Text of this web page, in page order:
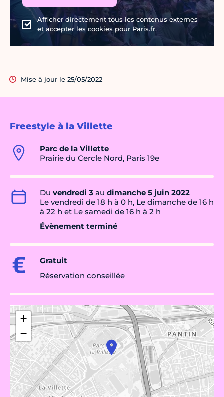
Freestyle à la Villette
Parc de la Villette
Prairie du Cercle Nord, Paris 19e
Du vendredi 3 au dimanche 5 juin 2022
Le vendredi de 18 h à 0 h, Le dimanche de 16 h
à 22 h et Le samedi de 16 h à 2 h
Évènement terminé
Gratuit
Réservation conseillée
+
−
Afficher directement tous les contenus externes
et accepter les cookies pour Paris.fr.
Mise à jour le 25/05/2022